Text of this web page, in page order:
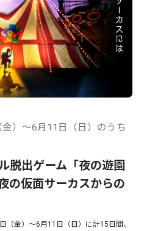
）～6月11日（日）のうち
脱出ゲーム「夜の遊園
の仮面サーカスからの
（金）～6月11日（日）に計15日間、